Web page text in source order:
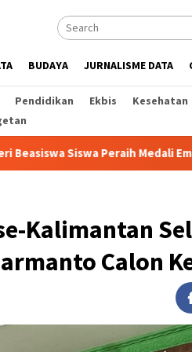
BUDAYA JURNALISME DATA
Pendidikan Ekbis Kesehatan
Medali Emas LKS Nasional 2026
Kalimantan
Calon